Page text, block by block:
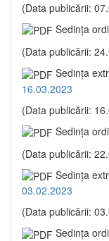
(Data publicării:
Sedinţa
(Data publicării:
Sedinţa
16.03.2023
(Data publicării:
Sedinţa
(Data publicării:
Sedinţa
03.02.2023
(Data publicării:
Sedinţa